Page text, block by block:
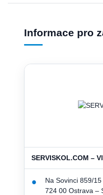
Informace pro
SERVISKOL.COM –
●
Na Sovinci 859/15
724 00 Ostrava –